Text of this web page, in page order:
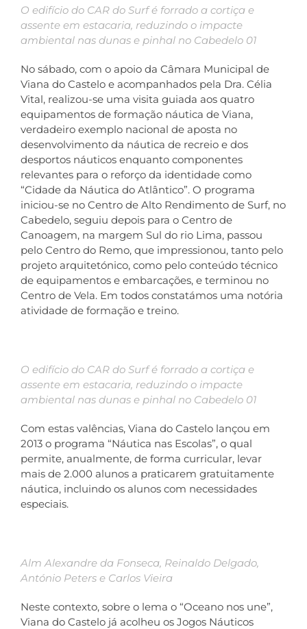
O edifício do CAR do Surf é forrado a cortiça e
assente em estacaria, reduzindo o impacte
ambiental nas dunas e pinhal no Cabedelo 01
No sábado, com o apoio da Câmara Municipal de
Viana do Castelo e acompanhados pela Dra. Célia
Vital, realizou-se uma visita guiada aos quatro
equipamentos de formação náutica de Viana,
verdadeiro exemplo nacional de aposta no
desenvolvimento da náutica de recreio e dos
desportos náuticos enquanto componentes
relevantes para o reforço da identidade como
“Cidade da Náutica do Atlântico”. O programa
iniciou-se no Centro de Alto Rendimento de Surf, no
Cabedelo, seguiu depois para o Centro de
Canoagem, na margem Sul do rio Lima, passou
pelo Centro do Remo, que impressionou, tanto pelo
projeto arquitetónico, como pelo conteúdo técnico
de equipamentos e embarcações, e terminou no
Centro de Vela. Em todos constatámos uma notória
atividade de formação e treino.
O edifício do CAR do Surf é forrado a cortiça e
assente em estacaria, reduzindo o impacte
ambiental nas dunas e pinhal no Cabedelo 01
Com estas valências, Viana do Castelo lançou em
2013 o programa “Náutica nas Escolas”, o qual
permite, anualmente, de forma curricular, levar
mais de 2.000 alunos a praticarem gratuitamente
náutica, incluindo os alunos com necessidades
especiais.
Alm Alexandre da Fonseca, Reinaldo Delgado,
António Peters e Carlos Vieira
Neste contexto, sobre o lema o “Oceano nos une”,
Viana do Castelo já acolheu os Jogos Náuticos